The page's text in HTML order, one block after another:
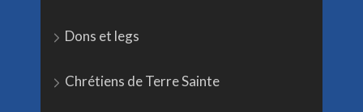
Dons et legs
Chrétiens de Terre Sainte